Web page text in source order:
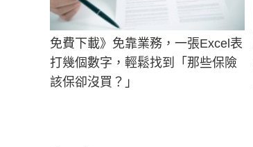
免費下載》免靠業務，一張Excel表
打幾個數字，輕鬆找到「那些保險
該保卻沒買？」